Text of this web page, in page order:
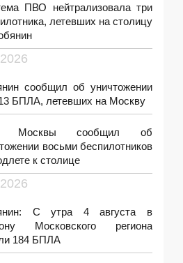
ПВО нейтрализовала три
летевших на столицу
2026
сообщил об уничтожении
БПЛА, летевших на Москву
Москвы сообщил об
восьми беспилотников
к столице
2026
С утра 4 августа в
Московского региона
184 БПЛА